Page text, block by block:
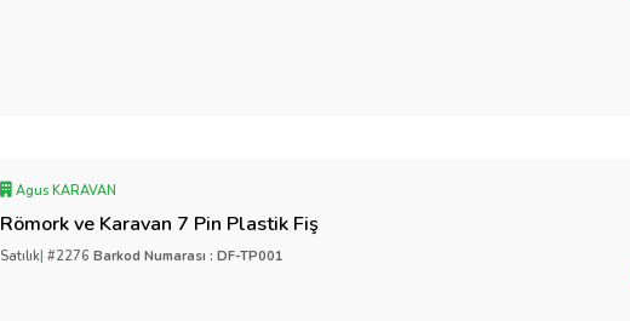
Agus KARAVAN
Römork ve Karavan 7 Pin Plastik Fiş
Satılık| #2276Barkod Numarası : DF-TP001